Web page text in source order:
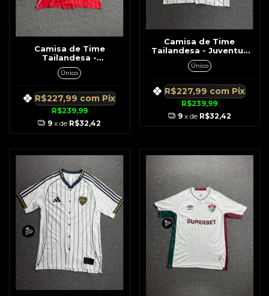
Camisa de Time
Tailandesa -
Manchester United
Beisebol Vermelho c/
Único
R$239,99
R$227,99 com Pix
9 x de R$32,42
Camisa de Time
Tailandesa - Juventus
Beisebol Branca c/
Preto Listra Rosa
Único
R$239,99
R$227,99 com Pix
9 x de R$32,42